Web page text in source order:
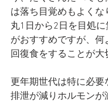
は落ち目覚めもよくな
丸1日から2日を目処
がおすすめですが、何
回復食をすることが大
更年期世代は特に必要
排泄が減りホルモンが